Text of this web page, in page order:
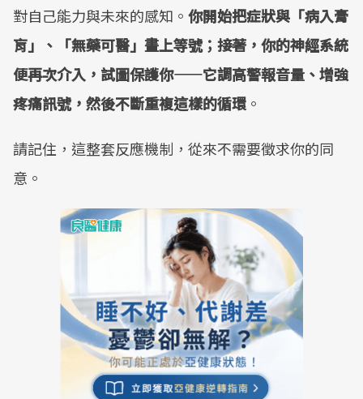
對自己能力與未來的感知。 你開始把症狀與「病入膏
肓」、「無藥可醫」畫上等號；接著，你的神經系統
便再次介入，試圖保護你——它調高警報音量、增強
疼痛訊號，然後不斷重複這樣的循環 。
請記住，這整套反應機制，從來不需要徵求你的同
意。